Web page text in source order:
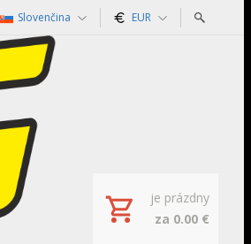
Slovenčina EUR
je prázdny
za 0.00 €